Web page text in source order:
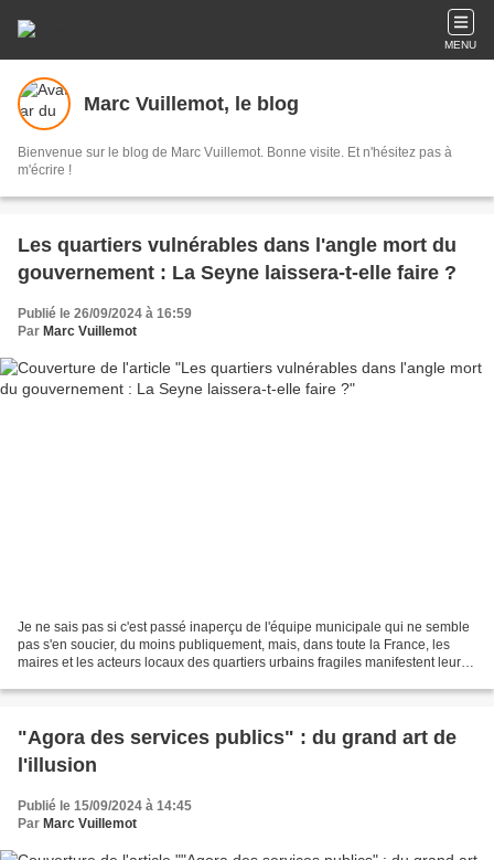
MENU
Marc Vuillemot, le blog
Bienvenue sur le blog de Marc Vuillemot. Bonne visite. Et n'hésitez pas à
m'écrire !
Les quartiers vulnérables dans l'angle mort du
gouvernement : La Seyne laissera-t-elle faire ?
Publié le 26/09/2024 à 16:59
Par Marc Vuillemot
Je ne sais pas si c'est passé inaperçu de l'équipe municipale qui ne semble
pas s'en soucier, du moins publiquement, mais, dans toute la France, les
maires et les acteurs locaux des quartiers urbains fragiles manifestent leur
"Agora des services publics" : du grand art de
l'illusion
Publié le 15/09/2024 à 14:45
Par Marc Vuillemot